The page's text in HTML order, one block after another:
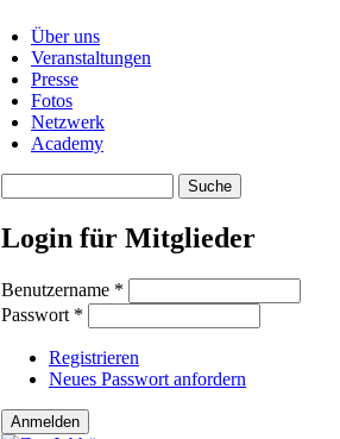
Über uns
Veranstaltungen
Presse
Fotos
Netzwerk
Academy
Login für Mitglieder
Benutzername *
Passwort *
Registrieren
Neues Passwort anfordern